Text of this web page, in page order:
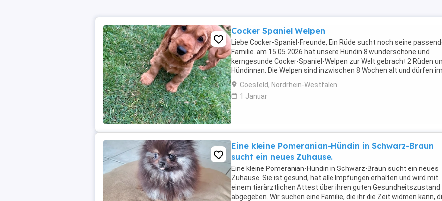
Cocker Spaniel Welpen
Liebe Cocker-Spaniel-Freunde, Ein Rüde sucht noch seine
Familie. am 15.05.2026 hat unsere Hündin 8 wunderschöne und
kerngesunde Cocker-Spaniel-Welpen zur Welt gebracht 2 Rüden
Hündinnen. Die Welpen sind inzwischen 8 Wochen alt und dürfen im
Alter von 9 - 10 Wochen in ihr neues, ...
Coesfeld, Nordrhein-Westfalen
1 Januar
Eine kleine Pomeranian-Hündin in Schwarz-Braun
sucht ein neues Zuhause.
Eine kleine Pomeranian-Hündin in Schwarz-Braun sucht ein neues
Zuhause. Sie ist gesund, hat alle Impfungen erhalten und wird mit
einem tierärztlichen Attest über ihren guten Gesundheitszustand
abgegeben. Wir suchen eine Familie, die ihr die Zeit widmen kann,